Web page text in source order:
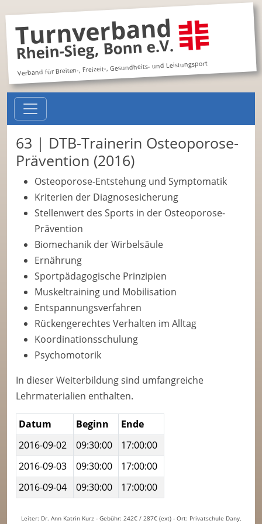
Turnverband
Rhein-Sieg, Bonn e.V.
Verband für Breiten-, Freizeit-, Gesundheits- und Leistungsport
63 | DTB-Trainerin Osteoporose-
Prävention (2016)
Osteoporose-Entstehung und Symptomatik
Kriterien der Diagnosesicherung
Stellenwert des Sports in der Osteoporose-
Prävention
Biomechanik der Wirbelsäule
Ernährung
Sportpädagogische Prinzipien
Muskeltraining und Mobilisation
Entspannungsverfahren
Rückengerechtes Verhalten im Alltag
Koordinationsschulung
Psychomotorik
In dieser Weiterbildung sind umfangreiche
Lehrmaterialien enthalten.
Datum Beginn
Ende
2016-09-02
09:30:00
17:00:00
2016-09-03
09:30:00
17:00:00
2016-09-04
09:30:00 17:00:00
Leiter: Dr. Ann Katrin Kurz - Gebühr: 242€ / 287€ (ext) - Ort: Privatschule Dany,